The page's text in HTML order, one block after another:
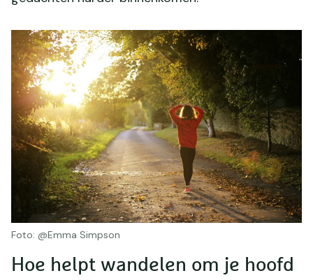
Foto: @Emma Simpson
Hoe helpt wandelen om je hoofd